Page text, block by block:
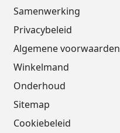
Samenwerking
Privacybeleid
Algemene voorwaarden
Winkelmand
Onderhoud
Sitemap
Cookiebeleid